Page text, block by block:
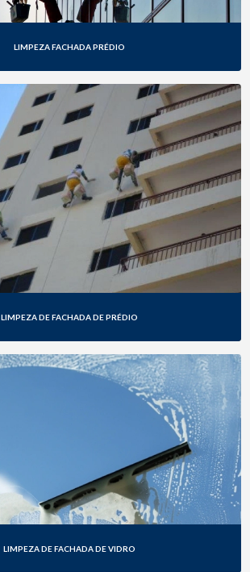
LIMPEZA FACHADA PRÉDIO
LIMPEZA DE FACHADA DE PRÉDIO
LIMPEZA DE FACHADA DE VIDRO